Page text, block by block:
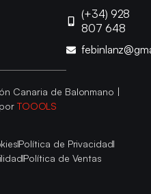
(+34) 928
807 648
Canaria de Balonmano |
TOOOLS
Política de Privacidad
Política de Ventas